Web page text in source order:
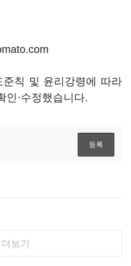
칙 및 윤리강령에 따라
인·수정했습니다.
보기